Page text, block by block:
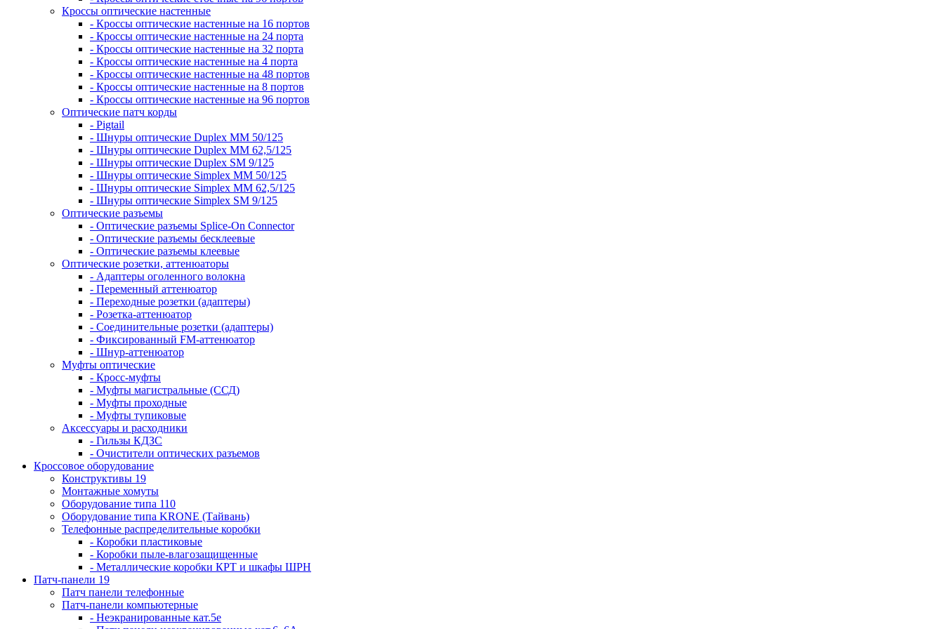
Кроссы оптические настенные
- Кроссы оптические настенные на 16 портов
- Кроссы оптические настенные на 24 порта
- Кроссы оптические настенные на 32 порта
- Кроссы оптические настенные на 4 порта
- Кроссы оптические настенные на 48 портов
- Кроссы оптические настенные на 8 портов
- Кроссы оптические настенные на 96 портов
Оптические патч корды
- Pigtail
- Шнуры оптические Duplex MM 50/125
- Шнуры оптические Duplex MM 62,5/125
- Шнуры оптические Duplex SM 9/125
- Шнуры оптические Simplex MM 50/125
- Шнуры оптические Simplex MM 62,5/125
- Шнуры оптические Simplex SM 9/125
Оптические разъемы
- Оптические разъемы Splice-On Connector
- Оптические разъемы бесклеевые
- Оптические разъемы клеевые
Оптические розетки, аттенюаторы
- Адаптеры оголенного волокна
- Переменный аттенюатор
- Переходные розетки (адаптеры)
- Розетка-аттенюатор
- Соединительные розетки (адаптеры)
- Фиксированный FM-аттенюатор
- Шнур-аттенюатор
Муфты оптические
- Кросс-муфты
- Муфты магистральные (ССД)
- Муфты проходные
- Муфты тупиковые
Аксессуары и расходники
- Гильзы КДЗС
- Очистители оптических разъемов
Кроссовое оборудование
Конструктивы 19
Монтажные хомуты
Оборудование типа 110
Оборудование типа KRONE (Тайвань)
Телефонные распределительные коробки
- Коробки пластиковые
- Коробки пыле-влагозащищенные
- Металлические коробки КРТ и шкафы ШРН
Патч-панели 19
Патч панели телефонные
Патч-панели компьютерные
- Неэкранированные кат.5е